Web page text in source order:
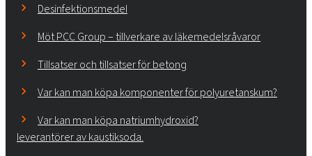
Desinfektionsmedel
Möt PCC Group – tillverkare av läkemedelsråvaror
Tillsatser och tillsatser för betong
Var kan man köpa komponenter för polyuretanskum?
Var kan man köpa natriumhydroxid?
leverantörer av kaustiksoda.